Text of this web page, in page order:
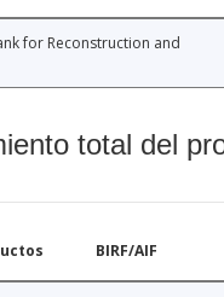
for Reconstruction and
total del
BIRF/AIF